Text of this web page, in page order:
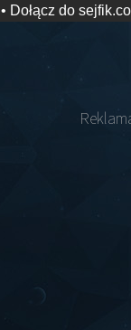
• Dołącz do